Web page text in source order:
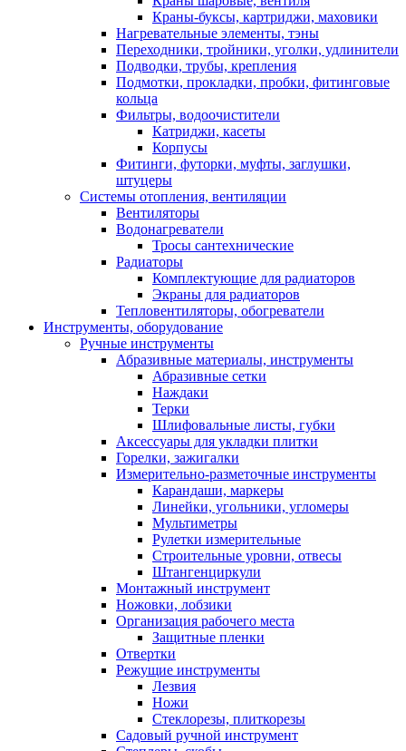
Краны-буксы, картриджи, маховики
Нагревательные элементы, тэны
Переходники, тройники, уголки, удлинители
Подводки, трубы, крепления
Подмотки, прокладки, пробки, фитинговые
кольца
Фильтры, водоочистители
Катриджи, касеты
Корпусы
Фитинги, футорки, муфты, заглушки,
штуцеры
Системы отопления, вентиляции
Вентиляторы
Водонагреватели
Тросы сантехнические
Радиаторы
Комплектующие для радиаторов
Экраны для радиаторов
Тепловентиляторы, обогреватели
Инструменты, оборудование
Ручные инструменты
Абразивные материалы, инструменты
Абразивные сетки
Наждаки
Терки
Шлифовальные листы, губки
Аксессуары для укладки плитки
Горелки, зажигалки
Измерительно-разметочные инструменты
Карандаши, маркеры
Линейки, угольники, угломеры
Мультиметры
Рулетки измерительные
Строительные уровни, отвесы
Штангенциркули
Монтажный инструмент
Ножовки, лобзики
Организация рабочего места
Защитные пленки
Отвертки
Режущие инструменты
Лезвия
Ножи
Стеклорезы, плиткорезы
Садовый ручной инструмент